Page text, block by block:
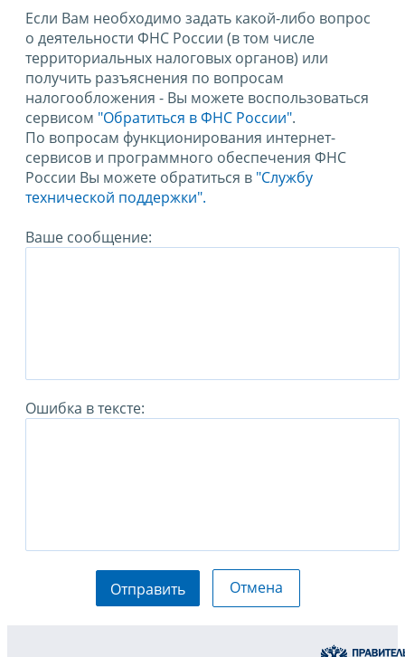
Если Вам необходимо задать какой-либо вопрос
о деятельности ФНС России (в том числе
территориальных налоговых органов) или
получить разъяснения по вопросам
налогообложения - Вы можете воспользоваться
сервисом "Обратиться в ФНС России".
По вопросам функционирования интернет-
сервисов и программного обеспечения ФНС
России Вы можете обратиться в "Службу
технической поддержки".
Ваше сообщение:
Ошибка в тексте:
Отправить Отмена